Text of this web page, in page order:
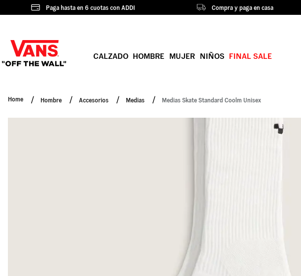
Paga hasta en 6 cuotas con ADDI Compra y paga en casa
CALZADO HOMBRE MUJER NIÑOS FINAL SALE
Hombre Accesorios Medias Medias Skate Standard Coolm Unisex